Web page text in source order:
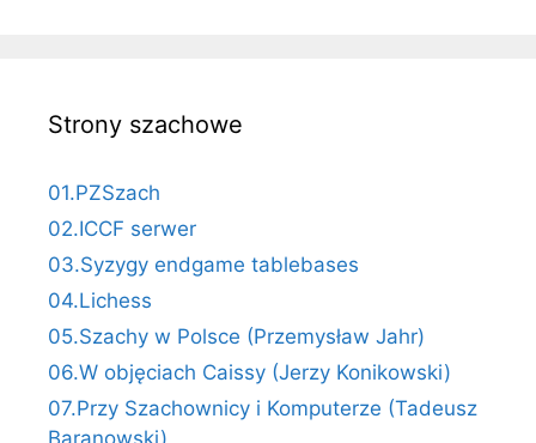
Strony szachowe
01.PZSzach
02.ICCF serwer
03.Syzygy endgame tablebases
04.Lichess
05.Szachy w Polsce (Przemysław Jahr)
06.W objęciach Caissy (Jerzy Konikowski)
07.Przy Szachownicy i Komputerze (Tadeusz
Baranowski)